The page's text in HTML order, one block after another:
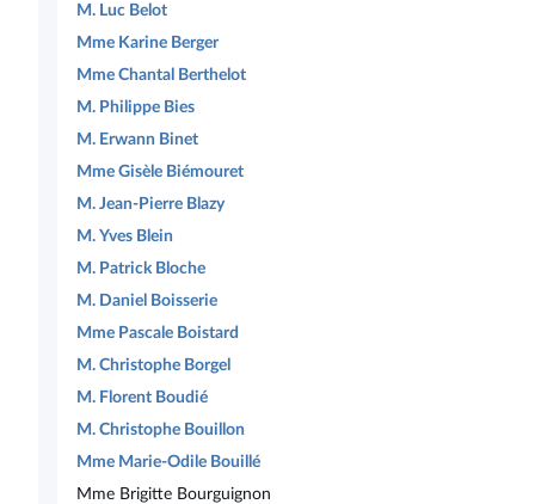
M. Luc Belot
Mme Karine Berger
Mme Chantal Berthelot
M. Philippe Bies
M. Erwann Binet
Mme Gisèle Biémouret
M. Jean-Pierre Blazy
M. Yves Blein
M. Patrick Bloche
M. Daniel Boisserie
Mme Pascale Boistard
M. Christophe Borgel
M. Florent Boudié
M. Christophe Bouillon
Mme Marie-Odile Bouillé
Mme Brigitte Bourguignon